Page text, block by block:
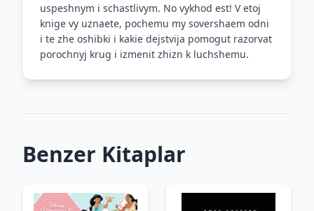
uspeshnym i schastlivym. No vykhod est! V etoj
knige vy uznaete, pochemu my sovershaem odni
i te zhe oshibki i kakie dejstvija pomogut razorvat
porochnyj krug i izmenit zhizn k luchshemu.
Benzer Kitaplar